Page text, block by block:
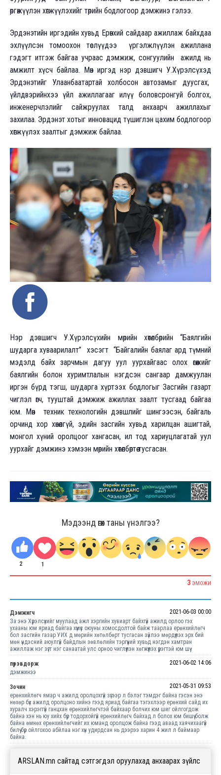
өргөжүүлэн хөгжүүлэхийг төрийн бодлогоор дэмжинэ гэлээ.
Эрдэнэтийн иргэдийн хувьд Ерөнхий сайдаар ажиллаж байхдаа
эхлүүлсэн томоохон төслүүдээ үргэлжлүүлэн ажиллана
гэдэгт итгэж байгаа учраас дэмжиж, сонгуулийн ажилд нь
амжилт хүсч байлаа. Мөн иргэд нэр дэвшигч У.Хүрэлсүхэд
Эрдэнэтийг Улаанбаатартай холбосон автозамыг дуусгах,
үйлдвэрийнхээ үйл ажиллагааг илүү боловсронгуй болгох,
инженерчлэлийг сайжруулах талд анхаарч ажиллахыг
захилаа. Эрдэнэт хотыг инновацид түшиглэн цахим бодлогоор
хөгжүүлэх заалтыг дэмжиж байлаа.
Нэр дэвшигч У.Хүрэлсүхийн мөрийн хөтөлбөрийн “Баялгийн
шударга хуваарилалт” хэсэгт “Байгалийн баялаг ард түмний
мэдэлд байх зарчмын дагуу уул уурхайгаас олох өгөөжийг
баялгийн болон хуримтлалын нэгдсэн сангаар дамжуулан
иргэн бүрд тэгш, шударга хүртээх бодлогыг Засгийн газарт
чиглэл өгч, тууштай дэмжиж ажиллах заалт тусгаад байгаа
юм. Мөн техник технологийн дэвшлийг шингээсэн, байгаль
орчинд хор хөнөөлгүй, эдийн засгийн хувьд харилцан ашигтай,
монгол хүний оролцоог хангасан, ил тод хариуцлагатай уул
уурхайг дэмжинэ хэмээн мөрийн хөтөлбөртөө тусгасан.
Мэдээнд өгөх таны үнэлгээ?
2 1
3 ЭМОЖИ
Дэмжигч
2021-06-03 00:00
За энэ Хүрэлсүхийг муулаад ажл хэргийн хувиарт байхгүй ажилд орлоо гэх
ухааны юм яриад байгаа хүмүүс оюуны хомосдолтой байж таарлаа ерөнхийлөгч
бол засгийн газар УИХ д мөрийн хөтөлбөрт тусгасан зүйлээ мөрдүүлэх эрх бий
мөн үндэсний аюулгүй байдлын зөвлөлийн тэргүүний хувьд нэгдэн хамтран
ажиллаж нэг зүгт нэг санаатай улс орноо чиглүүлэн хөгжүүлэх үүрэгтэй юм шүү
пүрэвдорж
2021-06-02 14:06
дэмжинээ
Зочин
2021-05-31 09:53
ерөнхийлөгч ямар ч ажилд оролцохгүй зүгээр л бэлэг тэмдэг байна гэсэн энэ
нөхөр бүх ажилд оролцоно хийнэ гээд яриад байгаа тэгэхлээр ерөнхий сайд их
хуралч хэрэггүй ганцхан ерөнхийлөгчтэй байхаар болчих юм шиг ойлгогдож
байна хэн нь юу хийх бүр тодорхойгүй ерөнхийлөгч байхад л болох юм бишүү болж
байна өмнөх ерөнхийлөгчийг их юманд оролцож байна гээд аваад хаячихаагүй
билүү бүр ойлгохоо абйлаа нэг хүн удирдсан нь дээрээ харин 4 жил л баймаар
байна.
ARSLAN.mn сайтад сэтгэгдэл оруулахад анхаарах зүйлс